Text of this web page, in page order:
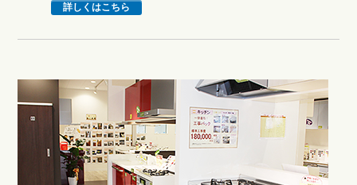
詳しくはこちら